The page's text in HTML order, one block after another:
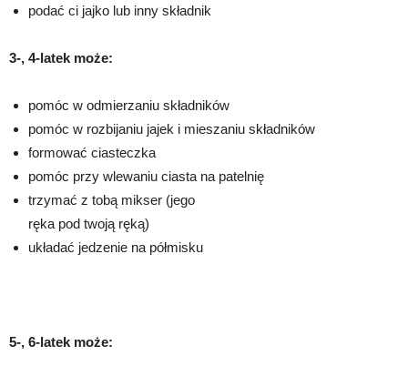
podać ci jajko lub inny składnik
3-, 4-latek może:
pomóc w odmierzaniu składników
pomóc w rozbijaniu jajek i mieszaniu składników
formować ciasteczka
pomóc przy wlewaniu ciasta na patelnię
trzymać z tobą mikser (jego
ręka pod twoją ręką)
układać jedzenie na półmisku
5-, 6-latek może: